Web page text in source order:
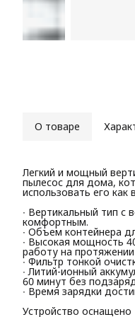
О товаре
Легкий и мощный
пылесос для дома,
использовать его как
∙ Вертикальный тип с
комфортным.
∙ Объем контейнера
∙ Высокая мощность
работу на протяжении
∙ Фильтр тонкой
∙ Литий-ионный
60 минут без
∙ Время зарядки
Устройство